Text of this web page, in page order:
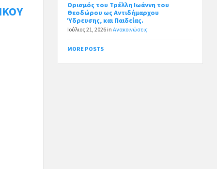
Ορισμός του Τρέλλη Ιωάννη του
Θεοδώρου ως Αντιδήμαρχου
Ύδρευσης, και Παιδείας.
Ιούλιος 21, 2026 inΑνακοινώσεις
MORE POSTS